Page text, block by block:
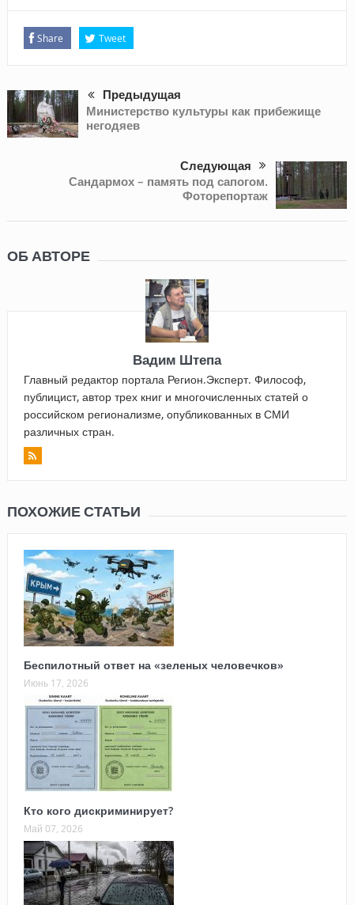
Share Tweet
Предыдущая
Министерство культуры как прибежище
негодяев
Следующая
Сандармох – память под сапогом.
Фоторепортаж
ОБ АВТОРЕ
Вадим Штепа
Главный редактор портала Регион.Эксперт. Философ,
публицист, автор трех книг и многочисленных статей о
российском регионализме, опубликованных в СМИ
различных стран.
ПОХОЖИЕ СТАТЬИ
Беспилотный ответ на «зеленых человечков»
Июнь 17, 2026
Кто кого дискриминирует?
Май 07, 2026